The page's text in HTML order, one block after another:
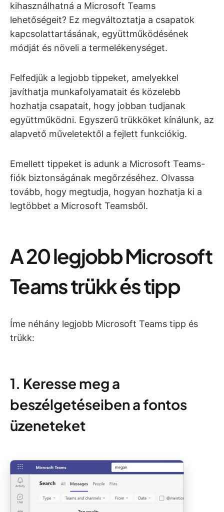
kihasználhatná a Microsoft Teams
lehetőségeit? Ez megváltoztatja a csapatok
kapcsolattartásának, együttműködésének
módját és növeli a termelékenységet.
Felfedjük a legjobb tippeket, amelyekkel
javíthatja munkafolyamatait és közelebb
hozhatja csapatait, hogy jobban tudjanak
együttműködni. Egyszerű trükköket kínálunk, az
alapvető műveletektől a fejlett funkciókig.
Emellett tippeket is adunk a Microsoft Teams-
fiók biztonságának megőrzéséhez. Olvassa
tovább, hogy megtudja, hogyan hozhatja ki a
legtöbbet a Microsoft Teamsből.
A 20 legjobb Microsoft
Teams trükk és tipp
Íme néhány legjobb Microsoft Teams tipp és
trükk:
1. Keresse meg a
beszélgetéseiben a fontos
üzeneteket